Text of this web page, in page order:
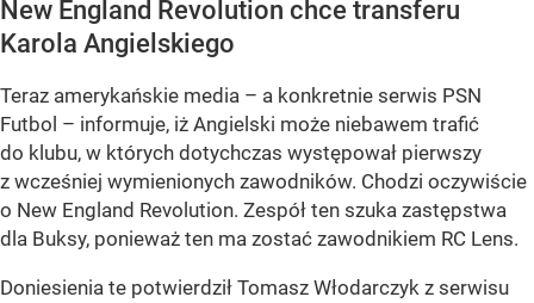
New England Revolution chce transferu
Karola Angielskiego
Teraz amerykańskie media – a konkretnie serwis PSN
Futbol – informuje, iż Angielski może niebawem trafić
do klubu, w których dotychczas występował pierwszy
z wcześniej wymienionych zawodników. Chodzi oczywiście
o New England Revolution. Zespół ten szuka zastępstwa
dla Buksy, ponieważ ten ma zostać zawodnikiem RC Lens.
Doniesienia te potwierdził Tomasz Włodarczyk z serwisu